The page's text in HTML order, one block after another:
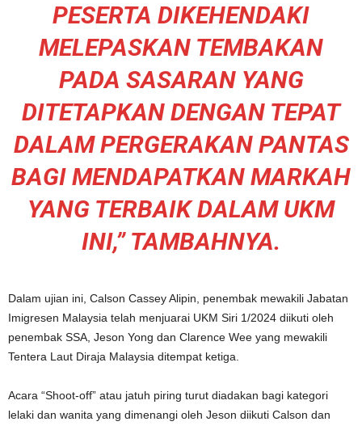
PESERTA DIKEHENDAKI
MELEPASKAN TEMBAKAN
PADA SASARAN YANG
DITETAPKAN DENGAN TEPAT
DALAM PERGERAKAN PANTAS
BAGI MENDAPATKAN MARKAH
YANG TERBAIK DALAM UKM
INI,” TAMBAHNYA.
Dalam ujian ini, Calson Cassey Alipin, penembak mewakili Jabatan
Imigresen Malaysia telah menjuarai UKM Siri 1/2024 diikuti oleh
penembak SSA, Jeson Yong dan Clarence Wee yang mewakili
Tentera Laut Diraja Malaysia ditempat ketiga.
Acara “Shoot-off” atau jatuh piring turut diadakan bagi kategori
lelaki dan wanita yang dimenangi oleh Jeson diikuti Calson dan